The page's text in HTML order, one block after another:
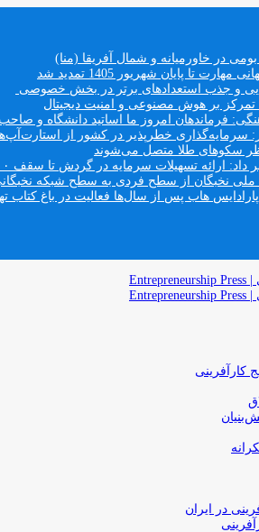
در خاورمیانه و شمال آفریقا (منا)
تا پایان شهریور 1405 تمدید شد
و جذب استعدادهای برتر در بخش خصوصی
فرماندهان امروز ما اساتید دانشگاه و
سرمایه‌گذاری خطرپذیر در کشور از
سکوهای طلا متصل می‌شوند
تسهیلات سرمایه در گردش تا سقف ۱۰۰ درصد فروش دانش‌بنیان‌ها
ملی نخبگان از سطح فردی به سطح شبکه
هاب پس از سال‌ها فعالیت در باغ کتاب
کارآفرینی
در ایران